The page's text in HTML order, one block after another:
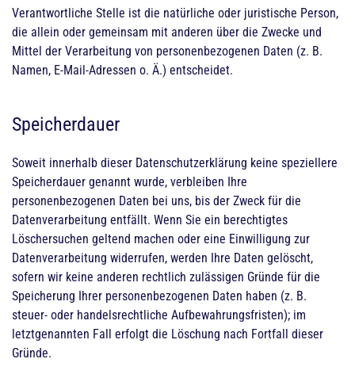
Verantwortliche Stelle ist die natürliche oder juristische Person,
die allein oder gemeinsam mit anderen über die Zwecke und
Mittel der Verarbeitung von personenbezogenen Daten (z. B.
Namen, E-Mail-Adressen o. Ä.) entscheidet.
Speicherdauer
Soweit innerhalb dieser Datenschutzerklärung keine speziellere
Speicherdauer genannt wurde, verbleiben Ihre
personenbezogenen Daten bei uns, bis der Zweck für die
Datenverarbeitung entfällt. Wenn Sie ein berechtigtes
Löschersuchen geltend machen oder eine Einwilligung zur
Datenverarbeitung widerrufen, werden Ihre Daten gelöscht,
sofern wir keine anderen rechtlich zulässigen Gründe für die
Speicherung Ihrer personenbezogenen Daten haben (z. B.
steuer- oder handelsrechtliche Aufbewahrungsfristen); im
letztgenannten Fall erfolgt die Löschung nach Fortfall dieser
Gründe.